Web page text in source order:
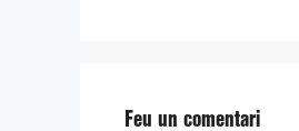
Feu un comentari